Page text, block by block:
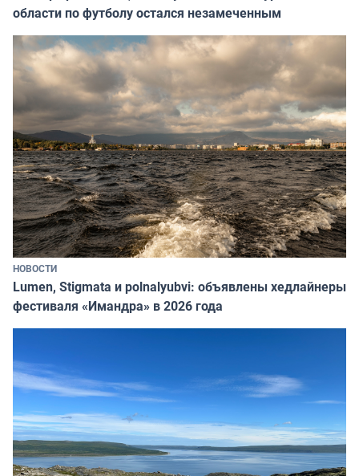
области по футболу остался незамеченным
НОВОСТИ
Lumen, Stigmata и polnalyubvi: объявлены хедлайнеры
фестиваля «Имандра» в 2026 года